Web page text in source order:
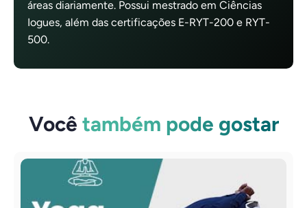
áreas diariamente. Possui mestrado em Ciências
Iogues, além das certificações E-RYT-200 e RYT-
500.
Você também pode gostar